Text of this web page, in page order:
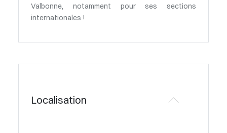
Valbonne, notamment pour ses sections
internationales !
Localisation